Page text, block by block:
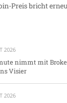
Preis bricht
2026
nimmt mit
Visier
2026